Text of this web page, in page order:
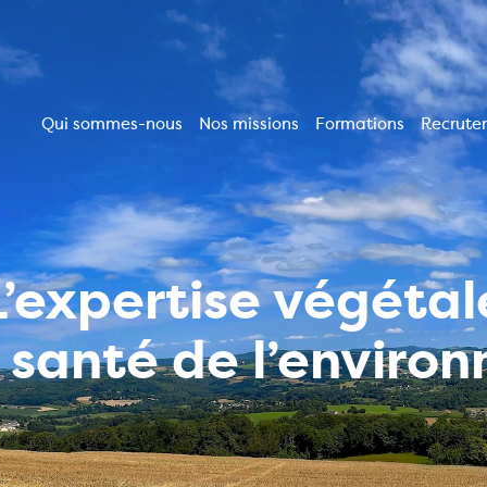
Navigation
principale
Qui sommes-nous Nos missions Formations
de